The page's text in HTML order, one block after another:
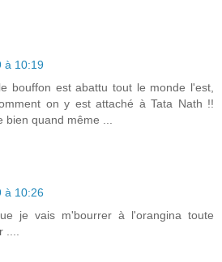
à 10:19
bouffon est abattu tout le monde l'est,
on y est attaché à Tata Nath !!
bien quand même ...
à 10:26
je vais m'bourrer à l'orangina toute
....